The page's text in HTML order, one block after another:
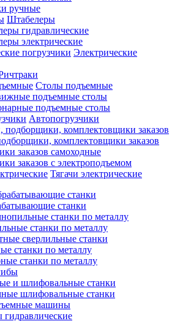
ручные
Штабелеры
гидравлические
электрические
Электрические
Столы подъемные
подъемные столы
подъемные столы
Автопогрузчики
комплектовщики заказов
заказов самоходные
заказов с электроподъемом
Тягачи электрические
станки
станки по металлу
станки по металлу
сверлильные станки
станки по металлу
станки по металлу
и шлифовальные станки
шлифовальные станки
машины
гидравлические